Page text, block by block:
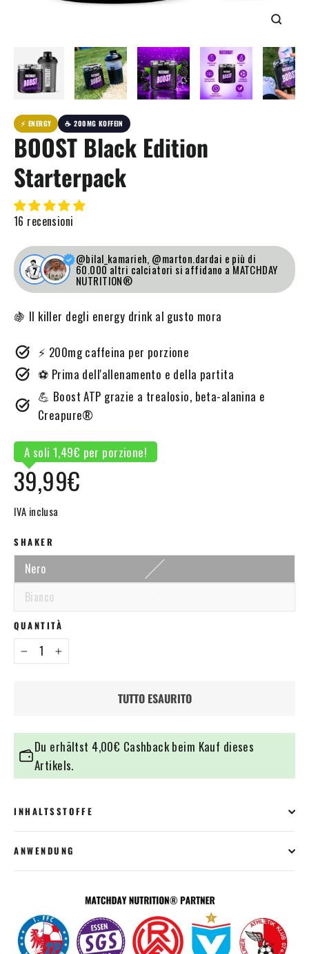
⚡ ENERGY ☕ 200MG KOFFEIN
BOOST Black Edition
Starterpack
16 recensioni
@bilal_kamarieh, @marton.dardai e più di
60.000 altri calciatori si affidano a MATCHDAY
NUTRITION®
🍇 Il killer degli energy drink al gusto mora
⚡ 200mg caffeina per porzione
⚽ Prima dell'allenamento e della partita
💪 Boost ATP grazie a trealosio, beta-alanina e
Creapure®
A soli 1,49€ per porzione!
Prezzo
normale
39,99€
IVA inclusa
SHAKER
Nero
Bianco
QUANTITÀ
− +
TUTTO ESAURITO
Du erhältst 4,00€ Cashback beim Kauf dieses
Artikels.
INHALTSSTOFFE
ANWENDUNG